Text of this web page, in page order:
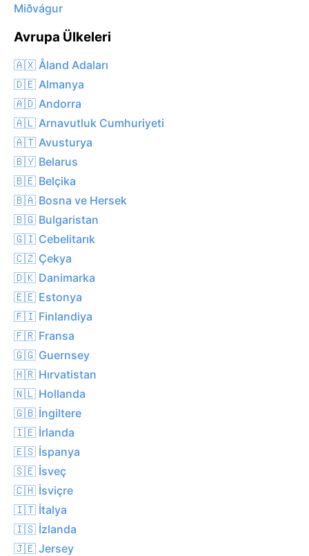
Miðvágur
Avrupa Ülkeleri
🇦🇽 Åland Adaları
🇩🇪 Almanya
🇦🇩 Andorra
🇦🇱 Arnavutluk Cumhuriyeti
🇦🇹 Avusturya
🇧🇾 Belarus
🇧🇪 Belçika
🇧🇦 Bosna ve Hersek
🇧🇬 Bulgaristan
🇬🇮 Cebelitarık
🇨🇿 Çekya
🇩🇰 Danimarka
🇪🇪 Estonya
🇫🇮 Finlandiya
🇫🇷 Fransa
🇬🇬 Guernsey
🇭🇷 Hırvatistan
🇳🇱 Hollanda
🇬🇧 İngiltere
🇮🇪 İrlanda
🇪🇸 İspanya
🇸🇪 İsveç
🇨🇭 İsviçre
🇮🇹 İtalya
🇮🇸 İzlanda
🇯🇪 Jersey